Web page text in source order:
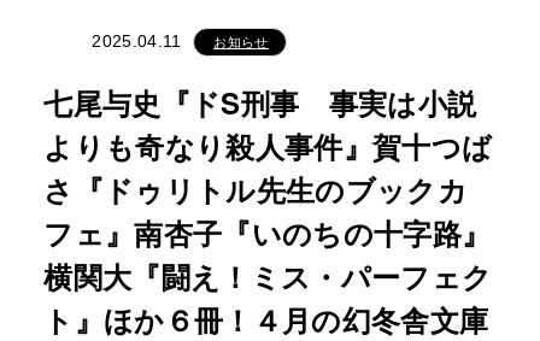
2025.04.11 お知らせ
七尾与史『ドS刑事 事実は小説
よりも奇なり殺人事件』賀十つば
さ『ドゥリトル先生のブックカ
フェ』南杏子『いのちの十字路』
横関大『闘え！ミス・パーフェク
ト』ほか６冊！４月の幻冬舎文庫